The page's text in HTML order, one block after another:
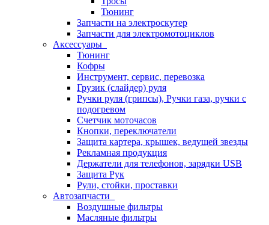
Тюнинг
Запчасти на электроскутер
Запчасти для электромотоциклов
Аксессуары
Тюнинг
Кофры
Инструмент, сервис, перевозка
Грузик (слайдер) руля
Ручки руля (грипсы), Ручки газа, ручки с
подогревом
Счетчик моточасов
Кнопки, переключатели
Защита картера, крышек, ведущей звезды
Рекламная продукция
Держатели для телефонов, зарядки USB
Защита Рук
Рули, стойки, проставки
Автозапчасти
Воздушные фильтры
Масляные фильтры